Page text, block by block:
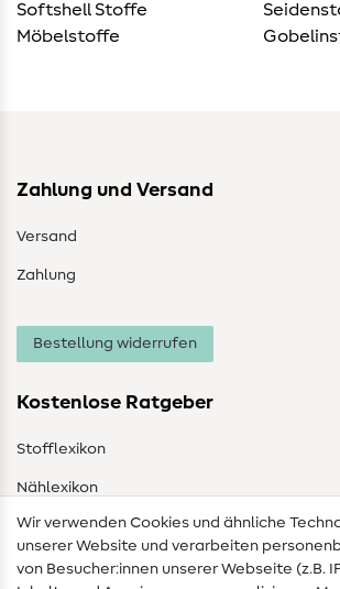
Softshell Stoffe
Möbelstoffe
Zahlung und Versand
Versand
Zahlung
Bestellung widerrufen
Kostenlose Ratgeber
Stofflexikon
Nählexikon
Nähanleitungen
Hilfe & Kontakt
Wir verwenden Cookies und ähnliche
unserer Website und verarbeiten
von Besucher:innen unserer Webseite (z.B.